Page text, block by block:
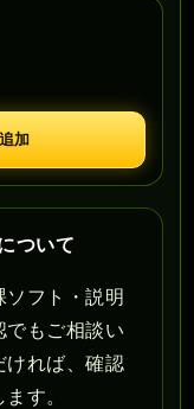
加
ついて
フト・説明
もご相談い
ければ、確認
す。